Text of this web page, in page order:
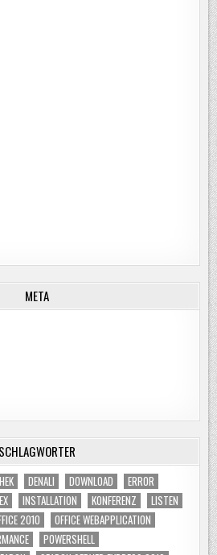
META
SCHLAGWÖRTER
DENALI DOWNLOAD
ERROR
INSTALLATION KONFERENZ
LISTEN
2010
OFFICE WEBAPPLICATION
POWERSHELL